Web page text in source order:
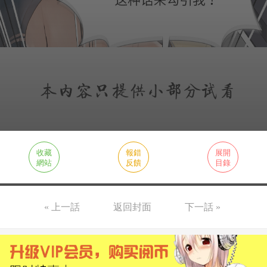
收藏
網站
報錯
反饋
展開
目錄
« 上一話 返回封面 下一話 »